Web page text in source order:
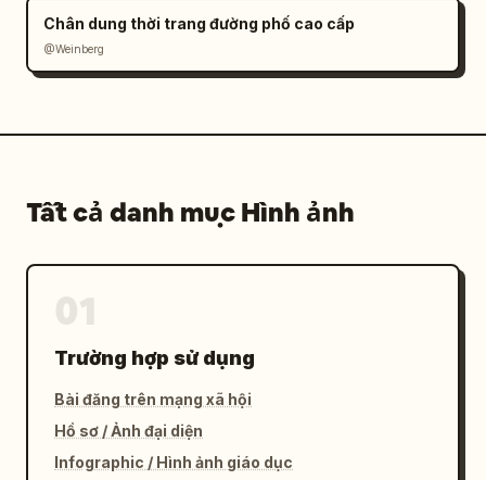
Chân dung thời trang đường phố cao cấp
@Weinberg
Tất cả danh mục Hình ảnh
Trường hợp sử dụng
Bài đăng trên mạng xã hội
Hồ sơ / Ảnh đại diện
Infographic / Hình ảnh giáo dục